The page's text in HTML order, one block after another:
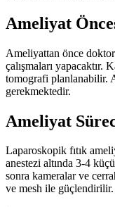
Ameliyat
Ameliyattan önce
çalışmaları yapacaktır.
tomografi planlanabilir.
gerekmektedir.
Ameliyat
Laparoskopik fıtık
anestezi altında 3-4
sonra kameralar ve
ve mesh ile güçlendirilir.